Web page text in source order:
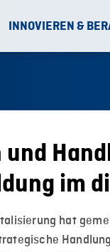
INNOVIEREN &
und
im
hat